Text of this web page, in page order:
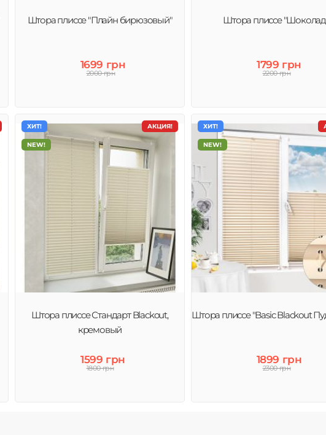
Штора плиссе "Плайн бирюзовый"
1699 грн
2000 грн
Штора плиссе
1799 грн
2200 грн
АКЦИЯ!
ХИТ!
NEW!
Штора плиссе Стандарт Blackout,
кремовый
1599 грн
1800 грн
ХИТ!
NEW!
Штора плиссе "Basic Blackout
1899 грн
2300 грн